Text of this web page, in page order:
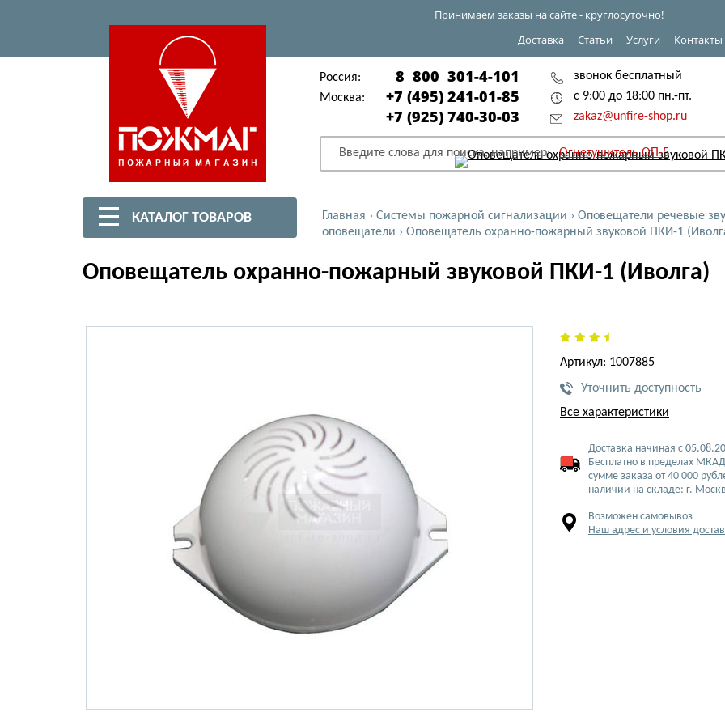
Принимаем заказы на сайте - круглосуточно!
Доставка
Статьи Услуги Контакты
Россия: 8 800 301-4-101
Москва:
+7 (495) 241-01-85
+7 (925) 740-30-03
звонок бесплатный
с 9:00 до 18:00 пн.-пт.
zakaz@unfire-shop.ru
Введите слова для поиска, например: Огнетушитель ОП-5
КАТАЛОГ ТОВАРОВ Главная › Системы пожарной сигнализации › Оповещатели речевые
оповещатели › Оповещатель охранно-пожарный звуковой ПКИ-1
Оповещатель охранно-пожарный звуковой ПКИ-1 (Иволга)
Артикул: 1007885
Уточнить доступность
Все характеристики
Доставка начиная с
Бесплатно в пределах
сумме заказа от 40 000
наличии на складе: г.
Возможен самовывоз
Наш адрес и условия